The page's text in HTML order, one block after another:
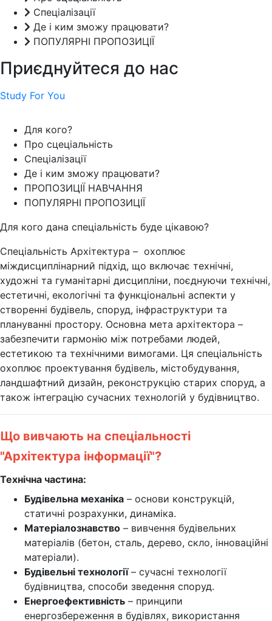
Спеціалізації
Де і ким зможу працювати?
ПОПУЛЯРНІ ПРОПОЗИЦІЇ
Приєднуйтеся до нас
Study For You
Для кого?
Про сцеціальність
Спеціалізації
Де і ким зможу працювати?
ПРОПОЗИЦІЇ НАВЧАННЯ
ПОПУЛЯРНІ ПРОПОЗИЦІЇ
Для кого дана спеціальність буде цікавою?
Спеціальність Архітектура – охоплює
міждисциплінарний підхід, що включає технічні,
художні та гуманітарні дисципліни, поєднуючи технічні,
естетичні, екологічні та функціональні аспекти у
створенні будівель, споруд, інфраструктури та
плануванні простору. Основна мета архітектора –
забезпечити гармонію між потребами людей,
естетикою та технічними вимогами. Ця спеціальність
охоплює проектування будівель, містобудування,
ландшафтний дизайн, реконструкцію старих споруд, а
також інтеграцію сучасних технологій у будівництво.
Що вивчають на спеціальності
"Архітектура інформації"?
Технічна частина:
Будівельна механіка – основи конструкцій,
статичні розрахунки, динаміка.
Матеріалознавство – вивчення будівельних
матеріалів (бетон, сталь, дерево, скло, інноваційні
матеріали).
Будівельні технології– сучасні технології
будівництва, способи зведення споруд.
Енергоефективність – принципи
енергозбереження в будівлях, використання